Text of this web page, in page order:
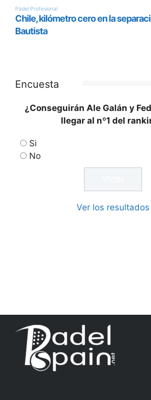
Encuesta
¿Conseguirán Ale Galán y
llegar al nº1 del
Si
No
Ver los resultados